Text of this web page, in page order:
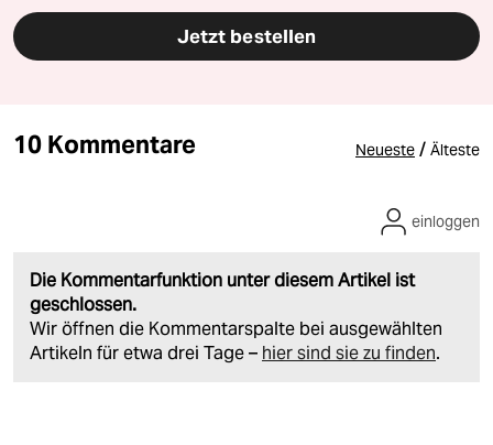
Jetzt bestellen
10 Kommentare Neueste / Älteste
Die Kommentarfunktion unter diesem Artikel ist
geschlossen.
Wir öffnen die Kommentarspalte bei ausgewählten
Artikeln für etwa drei Tage – hier sind sie zu finden.
einloggen